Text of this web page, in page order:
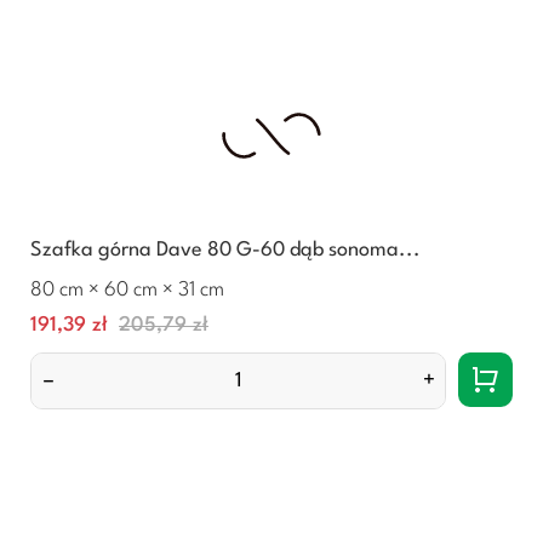
Szafka górna Dave 80 G-60 dąb sonoma...
80 cm × 60 cm × 31 cm
Cena
191,39 zł Normalna
cena
205,79 zł
– +